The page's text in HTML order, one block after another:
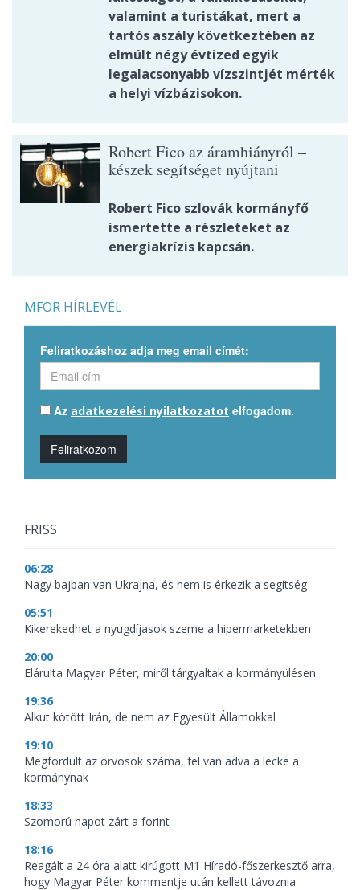
valamint a turistákat, mert a
tartós aszály következtében az
elmúlt négy évtized egyik
legalacsonyabb vízszintjét mérték
a helyi vízbázisokon.
Robert Fico az áramhiányról –
készek segítséget nyújtani
Robert Fico szlovák kormányfő
ismertette a részleteket az
energiakrízis kapcsán.
MFOR HÍRLEVÉL
Feliratkozáshoz adja meg email címét:
Az adatkezelési nyilatkozatot elfogadom.
Feliratkozom
FRISS
06:28
Nagy bajban van Ukrajna, és nem is érkezik a segítség
05:51
Kikerekedhet a nyugdíjasok szeme a hipermarketekben
20:00
Elárulta Magyar Péter, miről tárgyaltak a kormányülésen
19:36
Alkut kötött Irán, de nem az Egyesült Államokkal
19:10
Megfordult az orvosok száma, fel van adva a lecke a
kormánynak
18:33
Szomorú napot zárt a forint
18:16
Reagált a 24 óra alatt kirúgott M1 Híradó-főszerkesztő arra,
hogy Magyar Péter kommentje után kellett távoznia